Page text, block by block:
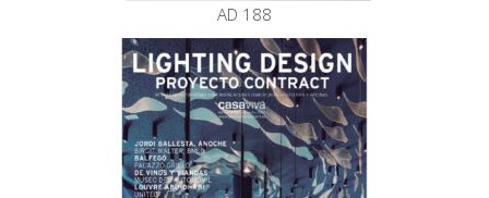
AD 188